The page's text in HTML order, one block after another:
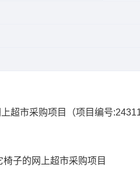
超市采购项目 （项目编号:
子的网上超市采购项目